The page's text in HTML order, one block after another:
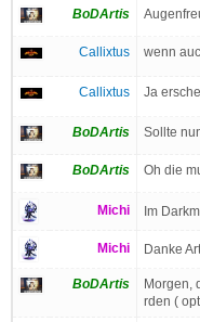
BoDArtis
Callixtus wenn
Callixtus Ja
BoDArtis Sollte
BoDArtis Oh die
Michi Im
Michi Danke
BoDArtis
Morgen,
rden (